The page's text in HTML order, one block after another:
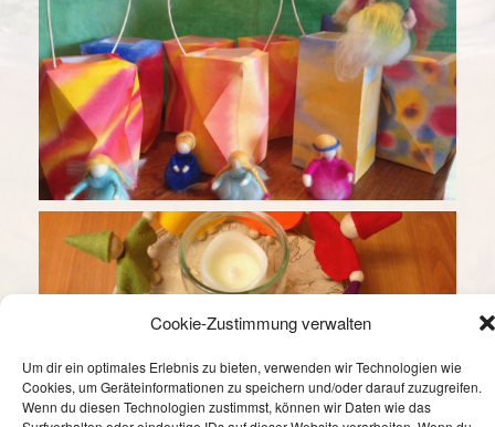
Cookie-Zustimmung verwalten
Um dir ein optimales Erlebnis zu bieten, verwenden wir Technologien wie
Cookies, um Geräteinformationen zu speichern und/oder darauf zuzugreifen.
Wenn du diesen Technologien zustimmst, können wir Daten wie das